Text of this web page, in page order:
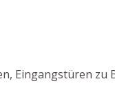
Eingangstüren zu